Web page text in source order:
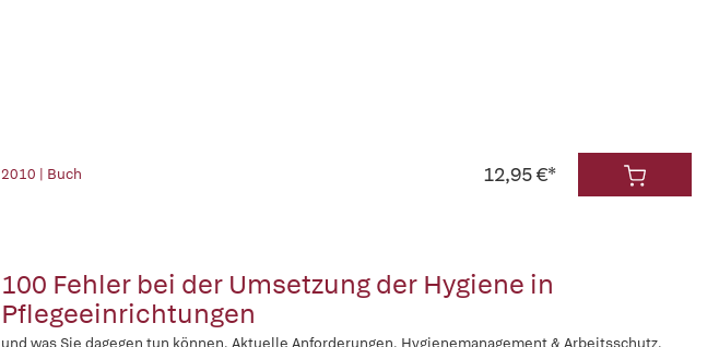
2010 | Buch 12,95 €*
100 Fehler bei der Umsetzung der Hygiene in
Pflegeeinrichtungen
und was Sie dagegen tun können. Aktuelle Anforderungen. Hygienemanagement & Arbeitsschutz.